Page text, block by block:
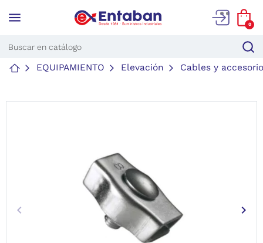
menu 0
EQUIPAMIENTO Elevación Cables y
Anterior
keyboard_arrow_left keyboard_arrow_right